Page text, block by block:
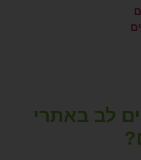
לב באתרי